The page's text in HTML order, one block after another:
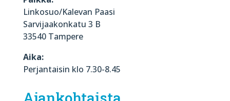
Linkosuo/Kalevan Paasi
Sarvijaakonkatu 3 B
33540 Tampere
Aika:
Perjantaisin klo 7.30-8.45